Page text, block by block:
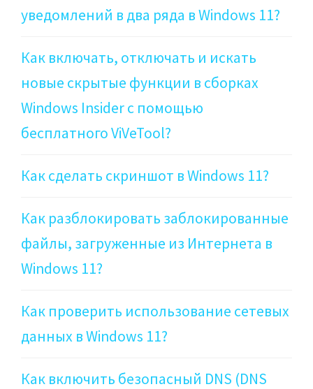
уведомлений в два ряда в Windows 11?
Как включать, отключать и искать
новые скрытые функции в сборках
Windows Insider с помощью
бесплатного ViVeTool?
Как сделать скриншот в Windows 11?
Как разблокировать заблокированные
файлы, загруженные из Интернета в
Windows 11?
Как проверить использование сетевых
данных в Windows 11?
Как включить безопасный DNS (DNS